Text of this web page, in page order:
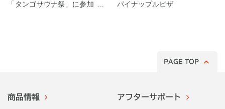
「タンゴサウナ祭」に参加して
パイナップルピザ
PAGE TOP
商品情報 アフターサポート